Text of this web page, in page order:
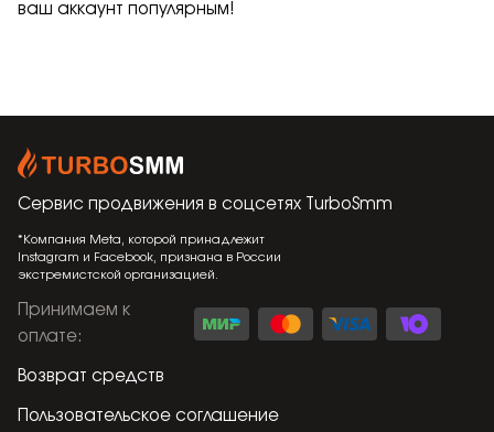
ваш аккаунт популярным!
Сервис продвижения в соцсетях TurboSmm
*Компания Meta, которой принадлежит
Instagram и Facebook, признана в России
экстремистской организацией.
Принимаем к
оплате:
Возврат средств
Пользовательское соглашение